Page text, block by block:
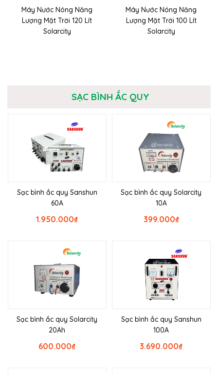
Máy Nước Nóng Năng
Lượng Mặt Trời 120 Lít
Solarcity
Máy Nước Nóng Năng
Lượng Mặt Trời 100 Lít
Solarcity
SẠC BÌNH ẮC QUY
Sạc bình ắc quy Sanshun
60A
₫
1.950.000
Sạc bình ắc quy Solarcity
10A
₫
399.000
Sạc bình ắc quy Solarcity
20Ah
₫
600.000
Sạc bình ắc quy Sanshun
100A
₫
3.690.000